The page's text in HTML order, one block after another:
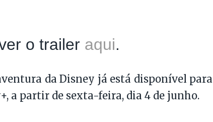
o trailer aqui.
da Disney já está disponível para
a partir de sexta-feira, dia 4 de junho.